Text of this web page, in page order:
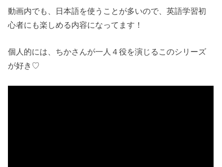
動画内でも、日本語を使うことが多いので、英語学習初
心者にも楽しめる内容になってます！
個人的には、ちかさんが一人４役を演じるこのシリーズ
が好き♡